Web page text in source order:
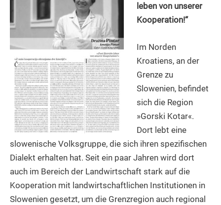
leben von unserer
Kooperation!“
Im Norden
Kroatiens, an der
Grenze zu
Slowenien, befindet
sich die Region
»Gorski Kotar«.
Dort lebt eine
slowenische Volksgruppe, die sich ihren spezifischen
Dialekt erhalten hat. Seit ein paar Jahren wird dort
auch im Bereich der Landwirtschaft stark auf die
Kooperation mit landwirtschaftlichen Institutionen in
Slowenien gesetzt, um die Grenzregion auch regional